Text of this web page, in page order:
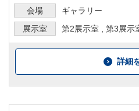
会場
ギャラリー
展示室
第2展示室 , 第3展示
詳細